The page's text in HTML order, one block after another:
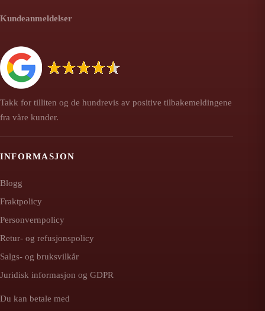
Kundeanmeldelser
Takk for tilliten og de hundrevis av positive tilbakemeldingene
fra våre kunder.
INFORMASJON
Blogg
Fraktpolicy
Personvernpolicy
Retur- og refusjonspolicy
Salgs- og bruksvilkår
Juridisk informasjon og GDPR
Du kan betale med